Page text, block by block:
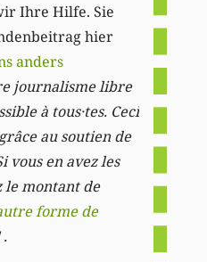
Ihre Hilfe. Sie
hier
anders
journalisme libre
à tous·tes. Ceci
au soutien de
vous en avez les
le montant de
forme de